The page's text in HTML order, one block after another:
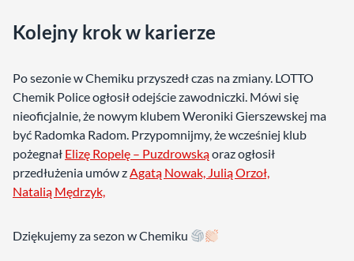
Kolejny krok w karierze
Po sezonie w Chemiku przyszedł czas na zmiany. LOTTO
Chemik Police ogłosił odejście zawodniczki. Mówi się
nieoficjalnie, że nowym klubem Weroniki Gierszewskej ma
być Radomka Radom. Przypomnijmy, że wcześniej klub
pożegnał Elizę Ropelę – Puzdrowskąoraz ogłosił
przedłużenia umów zAgatą Nowak, Julią Orzoł,
Natalią Mędrzyk,
Dziękujemy za sezon w Chemiku